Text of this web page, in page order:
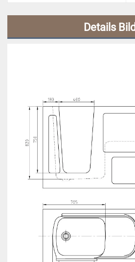
Details Bild